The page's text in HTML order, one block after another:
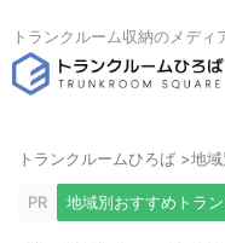
トランクルーム収納のメディ
トランクルームひろば >地
PR 地域別おすすめトラ